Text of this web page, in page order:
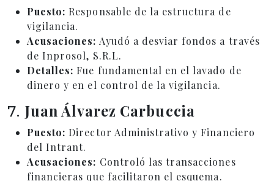
Puesto: Responsable de la estructura de
vigilancia.
Acusaciones: Ayudó a desviar fondos a través
de Inprosol, S.R.L.
Detalles: Fue fundamental en el lavado de
dinero y en el control de la vigilancia.
7. Juan Álvarez Carbuccia
Puesto: Director Administrativo y Financiero
del Intrant.
Acusaciones: Controló las transacciones
financieras que facilitaron el esquema.